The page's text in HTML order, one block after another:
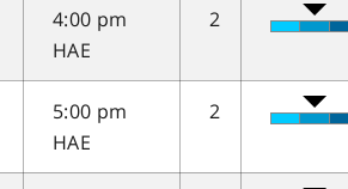
4:00 pm
HAE
2
5:00 pm
HAE
2